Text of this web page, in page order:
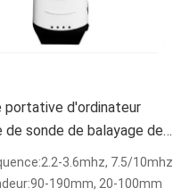
portative d'ordinateur
de sonde de balayage de
scanner d'ultrason 2.2-
10mhz
3.6mhz, 7.5/10mhz
190mm, 20-100mm